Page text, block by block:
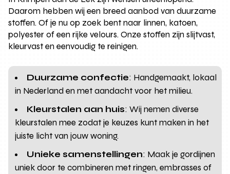
Daarom hebben wij een breed aanbod van duurzame
stoffen. Of je nu op zoek bent naar linnen, katoen,
polyester of een rijke velours. Onze stoffen zijn slijtvast,
kleurvast en eenvoudig te reinigen.
Duurzame confectie: Handgemaakt, lokaal
in Nederland en met aandacht voor het milieu.
Kleurstalen aan huis: Wij nemen diverse
kleurstalen mee zodat je keuzes kunt maken in het
juiste licht van jouw woning.
Unieke samenstellingen: Maak je gordijnen
uniek door te combineren met ringen, embrasses of